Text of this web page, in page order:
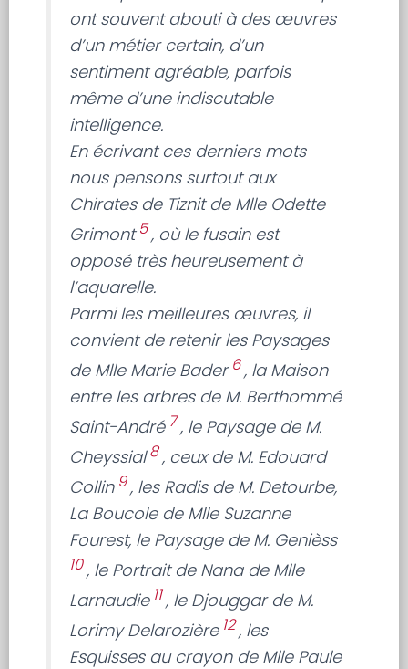
ont souvent abouti à des œuvres
d’un métier certain, d’un
sentiment agréable, parfois
même d’une indiscutable
intelligence.
En écrivant ces derniers mots
nous pensons surtout aux
Chirates de Tiznit de Mlle Odette
Grimont 5, où le fusain est
opposé très heureusement à
l’aquarelle.
Parmi les meilleures œuvres, il
convient de retenir les Paysages
de Mlle Marie Bader 6, la Maison
entre les arbres de M. Berthommé
Saint-André 7, le Paysage de M.
Cheyssial8, ceux de M. Edouard
Collin 9, les Radis de M. Detourbe,
La Boucole de Mlle Suzanne
Fourest, le Paysage de M. Genièss
10, le Portrait de Nana de Mlle
Larnaudie 11, le Djouggar de M.
Lorimy Delarozière 12, les
Esquisses au crayon de Mlle Paule